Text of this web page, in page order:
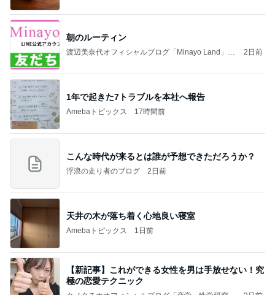
朝のルーティン
渡辺美奈代オフィシャルブログ「Minayo Land」P
2日前
1年で起きた7トラブルを本社へ報告
Amebaトピックス 17時間前
こんな時代が来るとは誰が予想できただろうか？
浮浪の走り者のブログ 2日前
天井の木が落ち着く心地良い寝室
Amebaトピックス 1日前
【新記事】これができる女性を男は手放せない！究
極の恋愛テクニック